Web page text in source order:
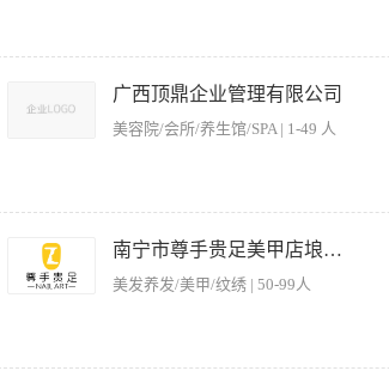
：00 晚班：13：00-22：00 一周休一天。 福利待遇：
境、包工作餐及住宿； 3、具有较同行业更有竞争力的阶
假、节日福利、员工常态培训、奖励旅游、年终奖、工龄
压能力强；
广西顶鼎企业管理有限公司
美容院/会所/养生馆/SPA | 1-49 人
2、2年以上销售工作经验，具备团队合作精神； 3、具有
南宁市尊手贵足美甲店埌西分店
美发养发/美甲/纹绣 | 50-99人